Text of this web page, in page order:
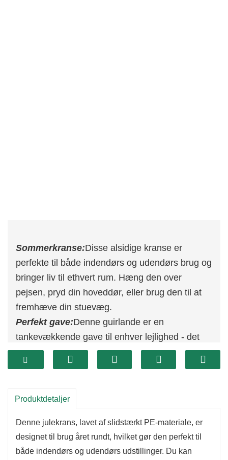
Sommerkranse:Disse alsidige kranse er
perfekte til både indendørs og udendørs brug og
bringer liv til ethvert rum. Hæng den over
pejsen, pryd din hoveddør, eller brug den til at
fremhæve din stuevæg.
Perfekt gave:Denne guirlande er en
tankevækkende gave til enhver lejlighed - det
være sig Thanksgiving, en fødselsdag, et
jubilæum, et bryllup eller en housewarming-fest.
boligindretning, denne hængende guirlande
tilføjer et strejf af charme og elegance, uanset
hvor den vises.
Produktdetaljer
Denne julekrans, lavet af slidstærkt PE-materiale, er
designet til brug året rundt, hvilket gør den perfekt til
både indendørs og udendørs udstillinger. Du kan